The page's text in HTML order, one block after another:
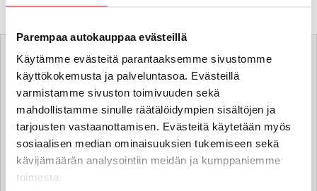
Parempaa autokauppaa evästeillä
Käytämme evästeitä parantaaksemme sivustomme
käyttökokemusta ja palveluntasoa. Evästeillä
varmistamme sivuston toimivuuden sekä
mahdollistamme sinulle räätälöidympien sisältöjen ja
tarjousten vastaanottamisen. Evästeitä käytetään myös
sosiaalisen median ominaisuuksien tukemiseen sekä
kävijämäärän analysointiin meidän ja kumppaniemme
toimesta.
Tätä ajoneuvoa myy
Tommi Kataja
Automyyjä FI | EN
tommi.kataja@rintajouppi.fi
040 519 0611